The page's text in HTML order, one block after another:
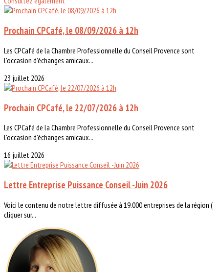
Prochain CPCafé, le 08/09/2026 à 12h
Les CPCafé de la Chambre Professionnelle du Conseil Provence sont
l'occasion d'échanges amicaux...
23 juillet 2026
Prochain CPCafé, le 22/07/2026 à 12h
Les CPCafé de la Chambre Professionnelle du Conseil Provence sont
l'occasion d'échanges amicaux...
16 juillet 2026
Lettre Entreprise Puissance Conseil -Juin 2026
Voici le contenu de notre lettre diffusée à 19.000 entreprises de la région (
cliquer sur...